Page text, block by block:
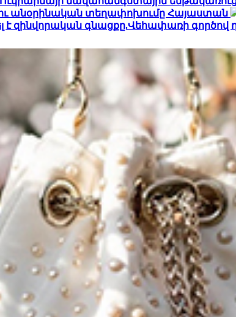
անօրինական տեղափոխումը Հայաստան
է զինվորական գնացքը.Վեհափառի